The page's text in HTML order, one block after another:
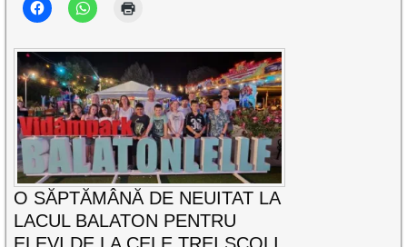
O SĂPTĂMÂNĂ DE NEUITAT LA
LACUL BALATON PENTRU